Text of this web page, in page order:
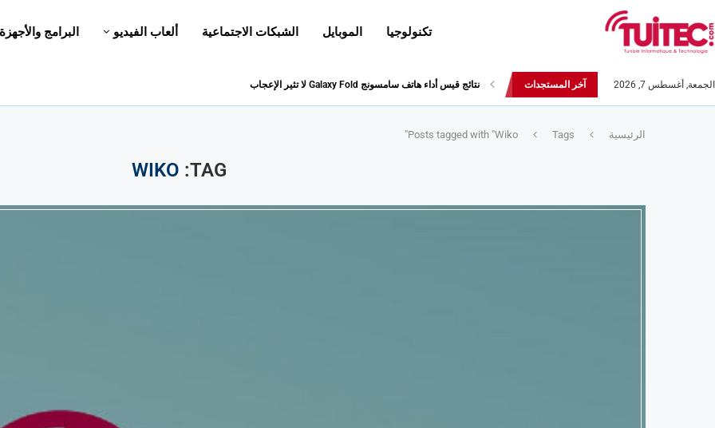
تكنولوجيا الموبايل الشبكات الاجتماعية ألعاب الفيديو البرامج والأجهزة
الجمعة, أغسطس 7, 2026 آخر المستجدات نتائج قيس أداء هاتف سامسونج Galaxy Fold لا تثير الإعجاب
الرئيسية Tags
Posts tagged with "Wiko"
TAG:
WIKO